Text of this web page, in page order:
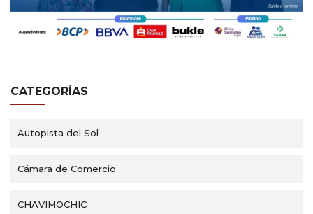
CATEGORÍAS
Autopista del Sol
Cámara de Comercio
CHAVIMOCHIC